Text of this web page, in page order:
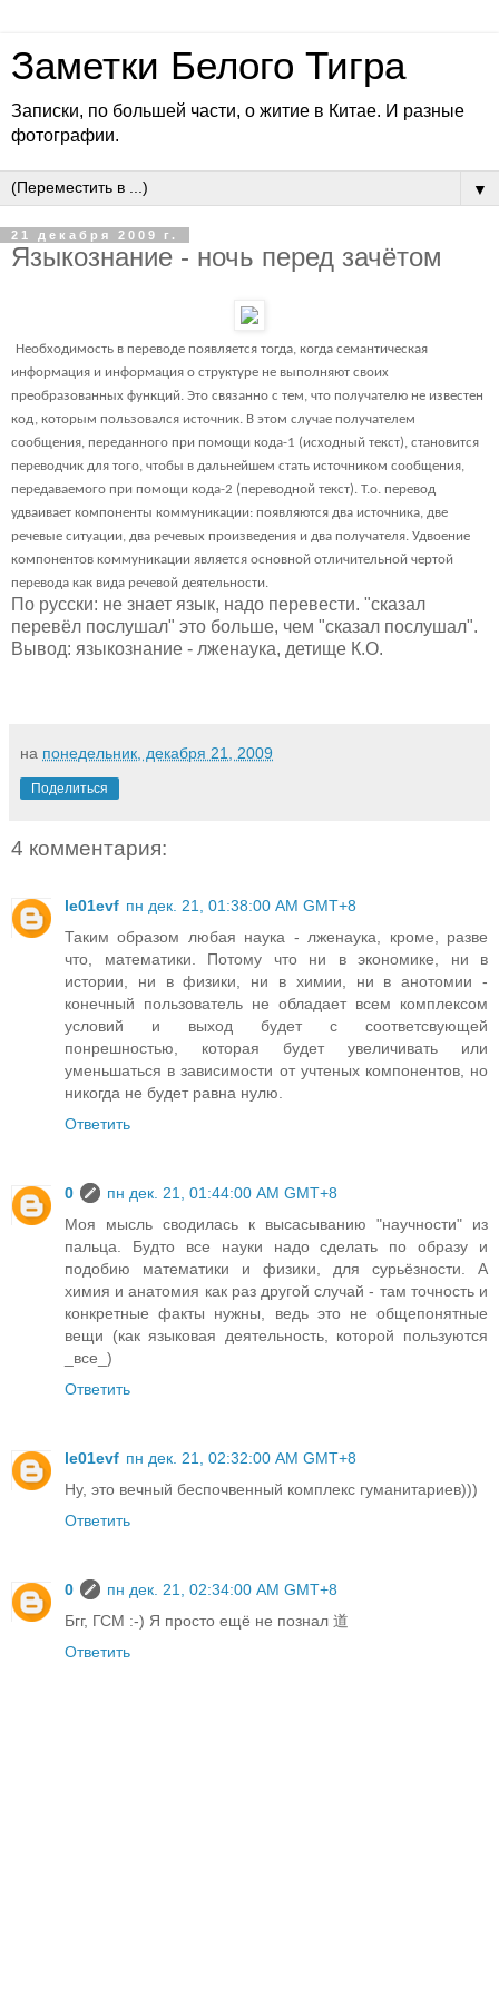
Заметки Белого Тигра
Записки, по большей части, о житие в Китае. И разные
фотографии.
▼
21 декабря 2009 г.
Языкознание - ночь перед зачётом
Необходимость в переводе появляется тогда, когда семантическая
информация и информация о структуре не выполняют своих
преобразованных функций. Это связанно с тем, что получателю не известен
код, которым пользовался источник. В этом случае получателем
сообщения, переданного при помощи кода-1 (исходный текст), становится
переводчик для того, чтобы в дальнейшем стать источником сообщения,
передаваемого при помощи кода-2 (переводной текст). Т.о. перевод
удваивает компоненты коммуникации: появляются два источника, две
речевые ситуации, два речевых произведения и два получателя. Удвоение
компонентов коммуникации является основной отличительной чертой
перевода как вида речевой деятельности.
По русски: не знает язык, надо перевести. "сказал
перевёл послушал" это больше, чем "сказал послушал".
Вывод: языкознание - лженаука, детище К.О.
на понедельник, декабря 21, 2009
Поделиться
4 комментария:
le01evf пн дек. 21, 01:38:00 AM GMT+8
Таким образом любая наука - лженаука, кроме, разве
что, математики. Потому что ни в экономике, ни в
истории, ни в физики, ни в химии, ни в анотомии -
конечный пользователь не обладает всем комплексом
условий и выход будет с соответсвующей
понрешностью, которая будет увеличивать или
уменьшаться в зависимости от учтеных компонентов, но
никогда не будет равна нулю.
Ответить
0
пн дек. 21, 01:44:00 AM GMT+8
Моя мысль сводилась к высасыванию "научности" из
пальца. Будто все науки надо сделать по образу и
подобию математики и физики, для сурьёзности. А
химия и анатомия как раз другой случай - там точность и
конкретные факты нужны, ведь это не общепонятные
вещи (как языковая деятельность, которой пользуются
_все_)
Ответить
le01evf пн дек. 21, 02:32:00 AM GMT+8
Ну, это вечный беспочвенный комплекс гуманитариев)))
Ответить
0
пн дек. 21, 02:34:00 AM GMT+8
Бгг, ГСМ :-) Я просто ещё не познал 道
Ответить